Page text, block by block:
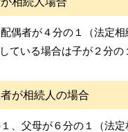
偶者が４分の１（法定相
ている場合は子が２分の
が相続人の場合
、父母が６分の１（法定